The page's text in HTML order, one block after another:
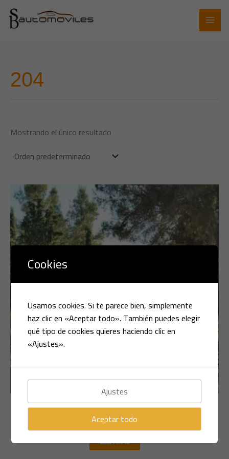
contenido
204
Mostrando el único resultado
Multimarca
AUDI A3 E-TRON 1.4 HIBRIDO 204CV
LEER MÁS
Cookies
Usamos cookies. Si te parece bien, simplemente
haz clic en «Aceptar todo». También puedes elegir
qué tipo de cookies quieres haciendo clic en
«Ajustes».
Ajustes
Aceptar todo